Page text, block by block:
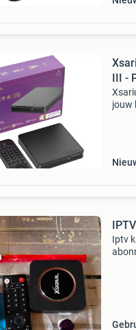
III -
jouw
Iptv